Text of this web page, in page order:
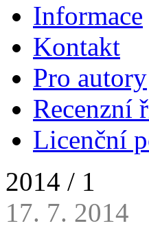
Informace
Kontakt
Pro autory
Recenzní
Licenční
2014 / 1
17. 7. 2014